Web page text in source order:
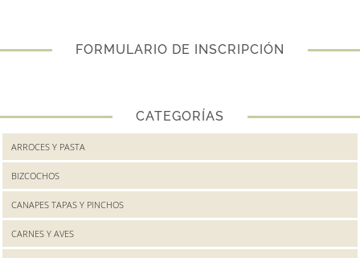
FORMULARIO DE INSCRIPCIÓN
CATEGORÍAS
ARROCES Y PASTA
BIZCOCHOS
CANAPES TAPAS Y PINCHOS
CARNES Y AVES